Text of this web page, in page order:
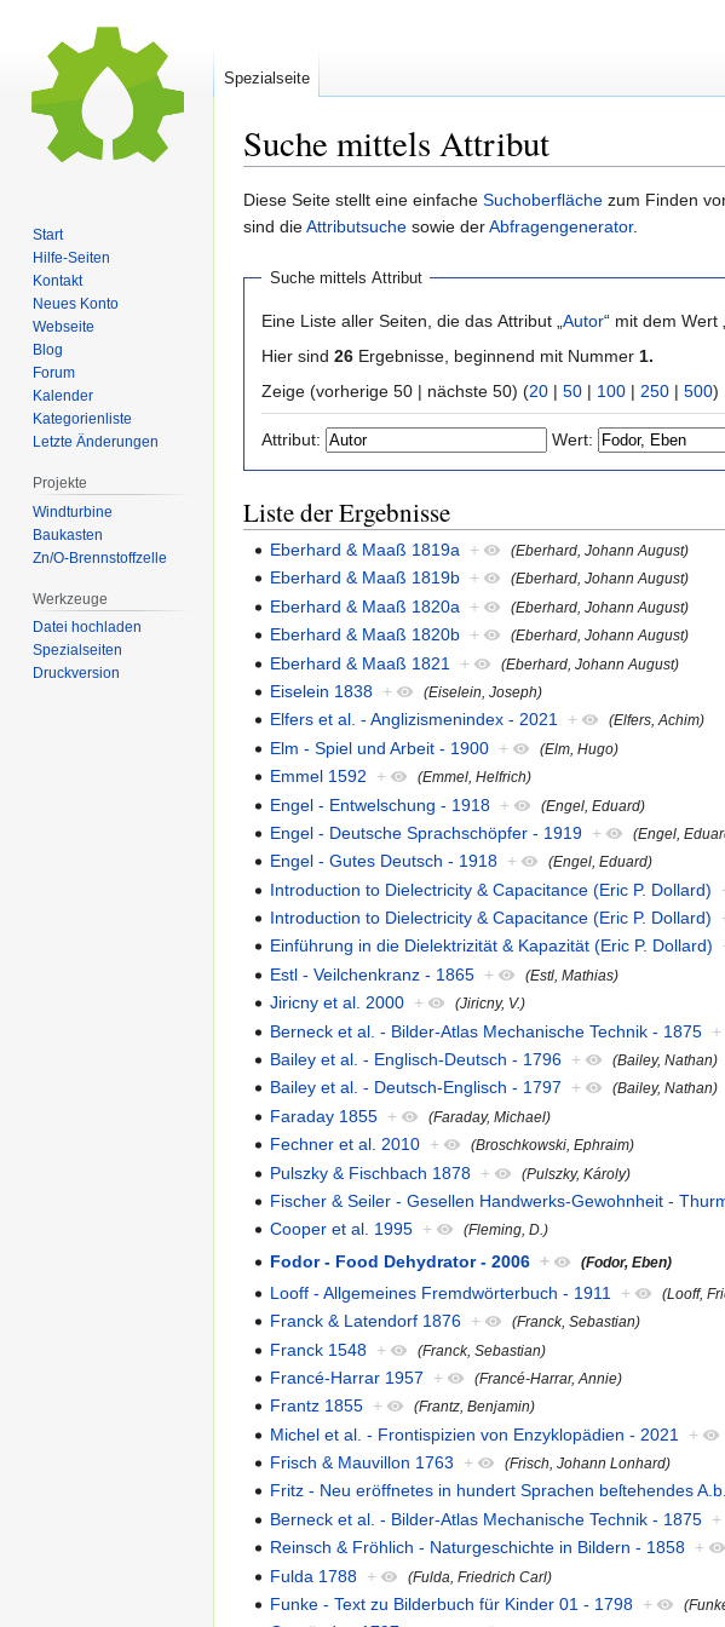
Suche mittels Attribut
Zur
Navigation
Zur
Suche
Diese Seite stellt eine einfache Suchoberfläche zum Finden
sind dieAttributsuche sowie derAbfragengenerator.
Suche mittels Attribut
Eine Liste aller Seiten, die das Attribut „ Autor“ mit dem Wert
Hier sind 26 Ergebnisse, beginnend mit Nummer 1.
Zeige (vorherige 50 | nächste 50) (20 | 50 | 100 | 250 | 500)
Attribut: Wert:
Liste der Ergebnisse
Eberhard & Maaß 1819a + (Eberhard, Johann August)
Eberhard & Maaß 1819b + (Eberhard, Johann August)
Eberhard & Maaß 1820a + (Eberhard, Johann August)
Eberhard & Maaß 1820b + (Eberhard, Johann August)
Eberhard & Maaß 1821 + (Eberhard, Johann August)
Eiselein 1838 + (Eiselein, Joseph)
Elfers et al. - Anglizismenindex - 2021 + (Elfers, Achim)
Elm - Spiel und Arbeit - 1900 + (Elm, Hugo)
Emmel 1592 + (Emmel, Helfrich)
Engel - Entwelschung - 1918 + (Engel, Eduard)
Engel - Deutsche Sprachschöpfer - 1919 + (Engel,
Engel - Gutes Deutsch - 1918 + (Engel, Eduard)
Introduction to Dielectricity & Capacitance (Eric P. Dollard)
Introduction to Dielectricity & Capacitance (Eric P. Dollard)
Einführung in die Dielektrizität & Kapazität (Eric P. Dollard)
Estl - Veilchenkranz - 1865 + (Estl, Mathias)
Jiricny et al. 2000 + (Jiricny, V.)
Berneck et al. - Bilder-Atlas Mechanische Technik - 1875 +
Bailey et al. - Englisch-Deutsch - 1796 + (Bailey, Nathan)
Bailey et al. - Deutsch-Englisch - 1797 + (Bailey, Nathan)
Faraday 1855 + (Faraday, Michael)
Fechner et al. 2010 + (Broschkowski, Ephraim)
Pulszky & Fischbach 1878 + (Pulszky, Károly)
Fischer & Seiler - Gesellen Handwerks-Gewohnheit -
Cooper et al. 1995 + (Fleming, D.)
Fodor - Food Dehydrator - 2006 + (Fodor, Eben)
Looff - Allgemeines Fremdwörterbuch - 1911 + (Looff,
Franck & Latendorf 1876 + (Franck, Sebastian)
Franck 1548 + (Franck, Sebastian)
Francé-Harrar 1957 + (Francé-Harrar, Annie)
Frantz 1855 + (Frantz, Benjamin)
Michel et al. - Frontispizien von Enzyklopädien - 2021 +
Frisch & Mauvillon 1763 + (Frisch, Johann Lonhard)
Fritz - Neu eröffnetes in hundert Sprachen beſtehendes
Berneck et al. - Bilder-Atlas Mechanische Technik - 1875 +
Reinsch & Fröhlich - Naturgeschichte in Bildern - 1858 +
Fulda 1788 + (Fulda, Friedrich Carl)
Funke - Text zu Bilderbuch für Kinder 01 - 1798 +
Spezialseite
Start
Hilfe-Seiten
Kontakt
Neues Konto
Webseite
Blog
Forum
Kalender
Kategorienliste
Letzte Änderungen
Projekte
Windturbine
Baukasten
Zn/O-Brennstoffzelle
Werkzeuge
Datei hochladen
Spezialseiten
Druckversion